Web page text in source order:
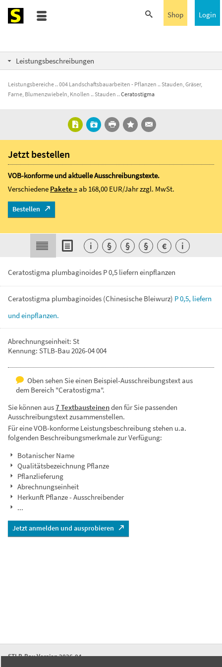
Login
Shop
Leistungsbeschreibungen
Leistungsbereiche 004 Landschaftsbauarbeiten - Pflanzen
Stauden, Gräser,
Farne, Blumenzwiebeln, Knollen
Stauden Ceratostigma
Ceratostigma plumbaginoides P 0,5 liefern einpflanzen
Ceratostigma plumbaginoides (Chinesische Bleiwurz) P0,5, liefern
undeinpflanzen.
Abrechnungseinheit: St
Kennung: STLB-Bau 2026-04 004
Oben sehen Sie einen Beispiel-Ausschreibungstext aus
dem Bereich "Ceratostigma".
Sie können aus7 Textbausteinenden für Sie passenden
Ausschreibungstext zusammenstellen.
Für eine VOB-konforme Leistungsbeschreibung stehen u.a.
folgenden Beschreibungsmerkmale zur Verfügung:
Botanischer Name
Qualitätsbezeichnung Pflanze
Pflanzlieferung
Abrechnungseinheit
Herkunft Pflanze - Ausschreibender
...
Jetzt anmelden und ausprobieren
Jetzt bestellen
VOB-konforme und aktuelle Ausschreibungstexte.
Verschiedene Pakete »ab 168,00 EUR/Jahrzzgl. MwSt.
Bestellen
i § § § € i
STLB-Bau Version 2026-04